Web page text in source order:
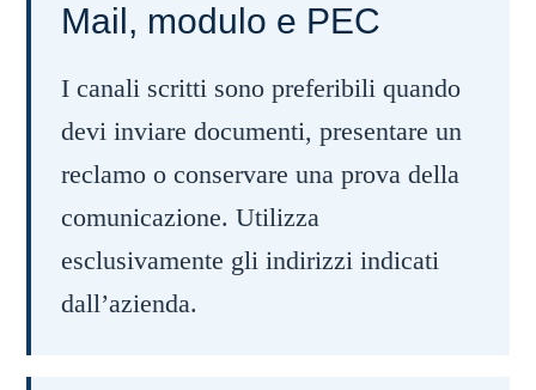
Mail, modulo e PEC
I canali scritti sono preferibili quando
devi inviare documenti, presentare un
reclamo o conservare una prova della
comunicazione. Utilizza
esclusivamente gli indirizzi indicati
dall’azienda.